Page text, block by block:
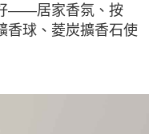
——居家香氛、按
香球、菱炭擴香石使